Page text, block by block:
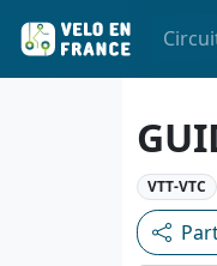
VTT-VTC